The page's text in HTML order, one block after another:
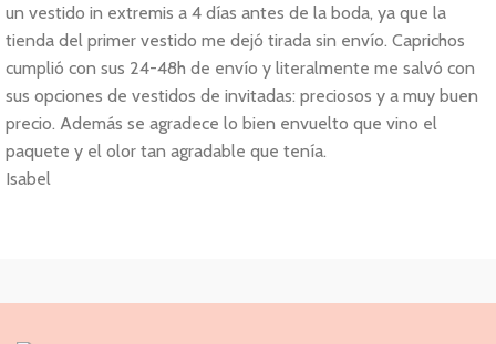
un vestido in extremis a 4 días antes de la boda, ya que la
tienda del primer vestido me dejó tirada sin envío. Caprichos
cumplió con sus 24-48h de envío y literalmente me salvó con
sus opciones de vestidos de invitadas: preciosos y a muy buen
precio. Además se agradece lo bien envuelto que vino el
paquete y el olor tan agradable que tenía.
Isabel